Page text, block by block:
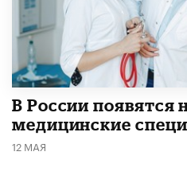
В России появятся
медицинские
12 МАЯ